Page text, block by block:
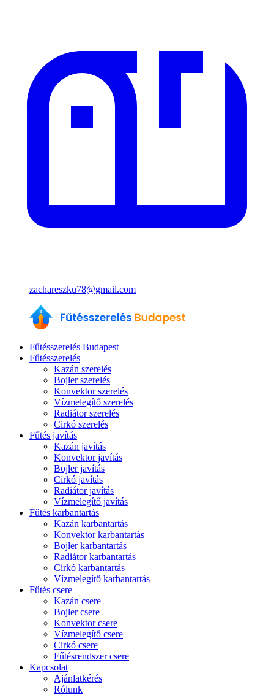
zachareszku78@gmail.com
Fűtésszerelés Budapest
Fűtésszerelés
Kazán szerelés
Bojler szerelés
Konvektor szerelés
Vízmelegítő szerelés
Radiátor szerelés
Cirkó szerelés
Fűtés javítás
Kazán javítás
Konvektor javítás
Bojler javítás
Cirkó javítás
Radiátor javítás
Vízmelegítő javítás
Fűtés karbantartás
Kazán karbantartás
Konvektor karbantartás
Bojler karbantartás
Radiátor karbantartás
Cirkó karbantartás
Vízmelegítő karbantartás
Fűtés csere
Kazán csere
Bojler csere
Konvektor csere
Vízmelegítő csere
Cirkó csere
Fűtésrendszer csere
Kapcsolat
Ajánlatkérés
Rólunk